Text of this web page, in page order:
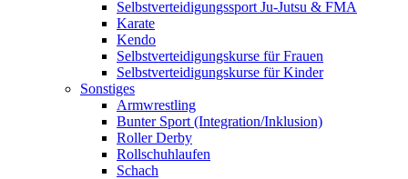
Selbstverteidigungssport Ju-Jutsu & FMA
Karate
Kendo
Selbstverteidigungskurse für Frauen
Selbstverteidigungskurse für Kinder
Sonstiges
Armwrestling
Bunter Sport (Integration/Inklusion)
Roller Derby
Rollschuhlaufen
Schach